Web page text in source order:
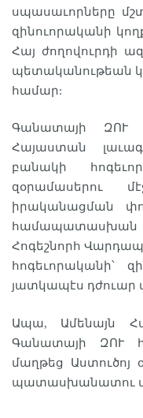
սպասաւորները
զինուորականի
Հայ ժողովուրդի
պետականութեան
համար:
Գանատայի ԶՈՒ
Հայաստան
բանակի
զօրամասերու
իրականացման
համապատասխան
Հոգեշնորհ
հոգեւորականի՝
յատկապէս դժուար
Ապա, Ամենայն
Գանատայի ԶՈՒ
մաղթեց Աստուծոյ
պատասխանատու